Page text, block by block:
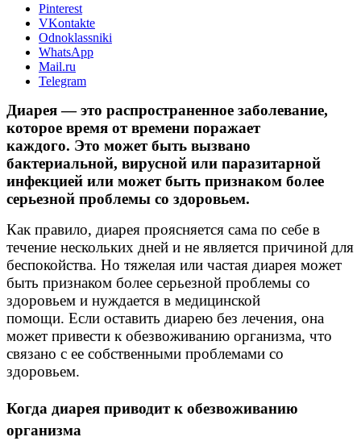
Pinterest
VKontakte
Odnoklassniki
WhatsApp
Mail.ru
Telegram
Диарея — это распространенное заболевание,
которое время от времени поражает
каждого. Это может быть вызвано
бактериальной, вирусной или паразитарной
инфекцией или может быть признаком более
серьезной проблемы со здоровьем.
Как правило, диарея проясняется сама по себе в
течение нескольких дней и не является причиной для
беспокойства. Но тяжелая или частая диарея может
быть признаком более серьезной проблемы со
здоровьем и нуждается в медицинской
помощи. Если оставить диарею без лечения, она
может привести к обезвоживанию организма, что
связано с ее собственными проблемами со
здоровьем.
Когда диарея приводит к обезвоживанию
организма